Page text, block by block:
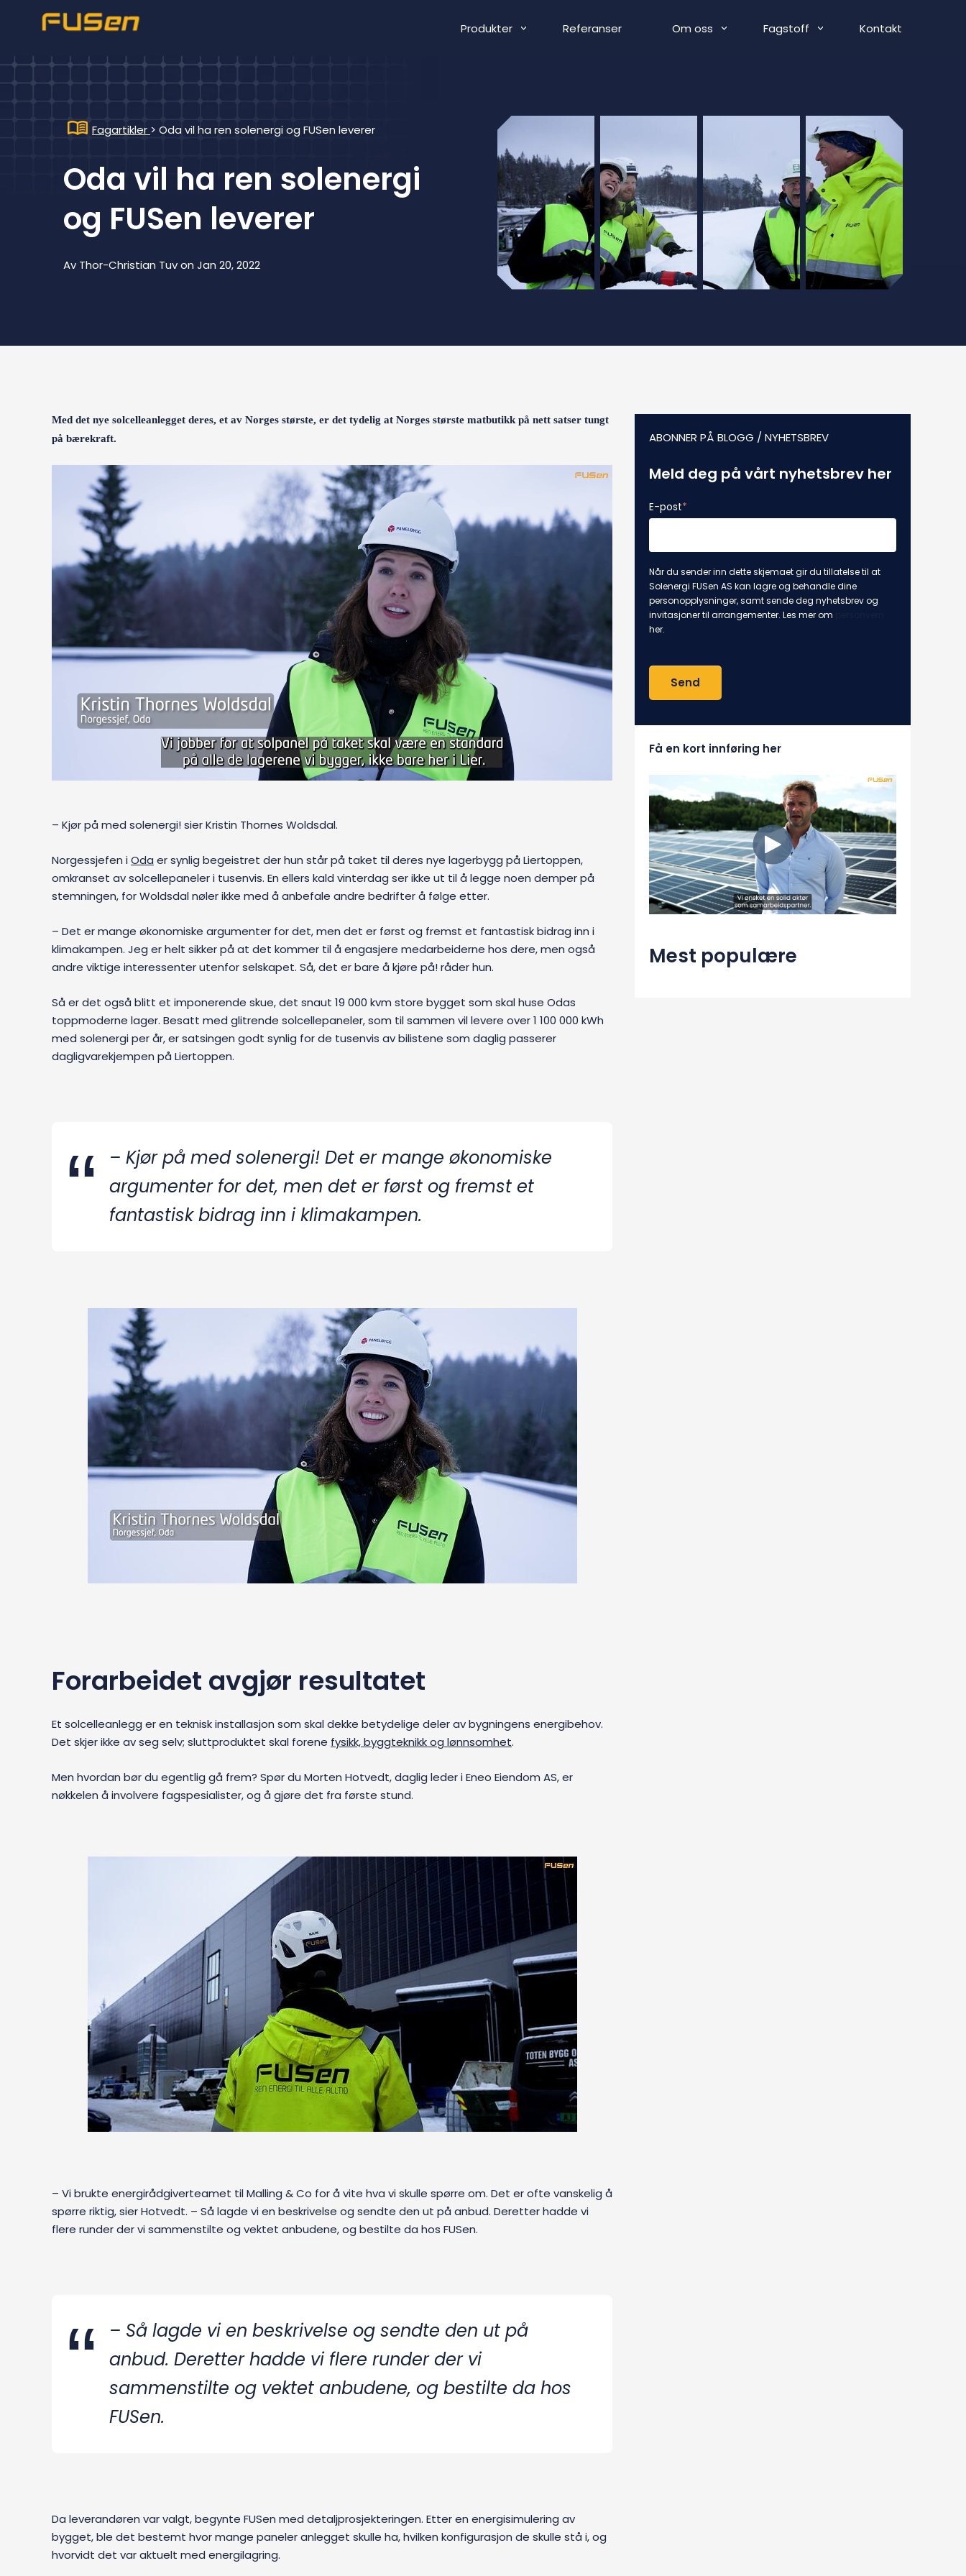
Produkter Referanser Om oss Fagstoff Kontakt
Fagartikler > Oda vil ha ren solenergi og FUSen leverer
Oda vil ha ren solenergi
og FUSen leverer
Av Thor-Christian Tuvon Jan 20, 2022
Med det nye solcelleanlegget deres, et av Norges største, er det tydelig at Norges største matbutikk på nett satser tungt
på bærekraft.
– Kjør på med solenergi! sier Kristin Thornes Woldsdal.
Norgessjefen iOda er synlig begeistret der hun står på taket til deres nye lagerbygg på Liertoppen,
omkranset av solcellepaneler i tusenvis. En ellers kald vinterdag ser ikke ut til å legge noen demper på
stemningen, for Woldsdal nøler ikke med å anbefale andre bedrifter å følge etter.
– Det er mange økonomiske argumenter for det, men det er først og fremst et fantastisk bidrag inn i
klimakampen. Jeg er helt sikker på at det kommer til å engasjere medarbeiderne hos dere, men også
andre viktige interessenter utenfor selskapet. Så, det er bare å kjøre på! råder hun.
Så er det også blitt et imponerende skue, det snaut 19 000 kvm store bygget som skal huse Odas
toppmoderne lager. Besatt med glitrende solcellepaneler, som til sammen vil levere over 1 100 000 kWh
med solenergi per år, er satsingen godt synlig for de tusenvis av bilistene som daglig passerer
dagligvarekjempen på Liertoppen.
– Kjør på med solenergi! Det er mange økonomiske
argumenter for det, men det er først og fremst et
fantastisk bidrag inn i klimakampen.
Forarbeidet avgjør resultatet
Et solcelleanlegg er en teknisk installasjon som skal dekke betydelige deler av bygningens energibehov.
Det skjer ikke av seg selv; sluttproduktet skal forene fysikk, byggteknikk og lønnsomhet.
Men hvordan bør du egentlig gå frem? Spør du Morten Hotvedt, daglig leder i Eneo Eiendom AS, er
nøkkelen å involvere fagspesialister, og å gjøre det fra første stund.
– Vi brukte energirådgiverteamet til Malling & Co for å vite hva vi skulle spørre om. Det er ofte vanskelig å
spørre riktig, sier Hotvedt. – Så lagde vi en beskrivelse og sendte den ut på anbud. Deretter hadde vi
flere runder der vi sammenstilte og vektet anbudene, og bestilte da hos FUSen.
– Så lagde vi en beskrivelse og sendte den ut på
anbud. Deretter hadde vi flere runder der vi
sammenstilte og vektet anbudene, og bestilte da hos
FUSen.
Da leverandøren var valgt, begynte FUSen med detaljprosjekteringen. Etter en energisimulering av
bygget, ble det bestemt hvor mange paneler anlegget skulle ha, hvilken konfigurasjon de skulle stå i, og
hvorvidt det var aktuelt med energilagring.
ABONNER PÅ BLOGG / NYHETSBREV
Meld deg på vårt nyhetsbrev her
E-post*
Når du sender inn dette skjemaet gir du tillatelse til at
Solenergi FUSen AS kan lagre og behandle dine
personopplysninger, samt sende deg nyhetsbrev og
invitasjoner til arrangementer. Les mer om
her.
Få en kort innføring her
Mest populære